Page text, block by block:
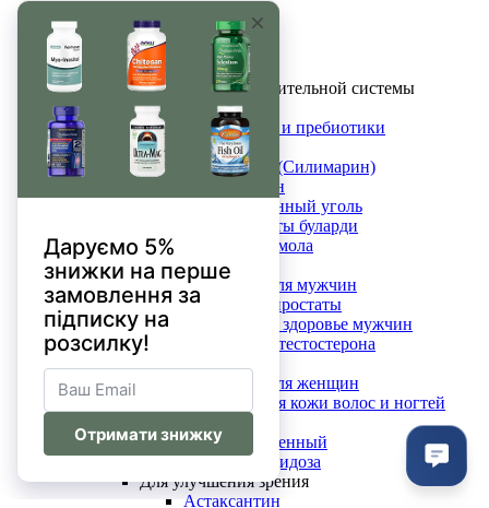
Корица
Хром
Берберин
Здоровье пищеварительной системы
Артишок
Пробиотики и пребиотики
Энзимы
Расторопша (Силимарин)
Черный тмин
Активированный уголь
Сахаромицеты буларди
Мастичная смола
Мужское здоровье
Витамины для мужчин
Поддержка простаты
Сексуальное здоровье мужчин
Повышение тестостерона
Витамины для женщин
Комплекс для кожи волос и ногтей
Витекс священный
Против кандидоза
Для улучшения зрения
Астаксантин